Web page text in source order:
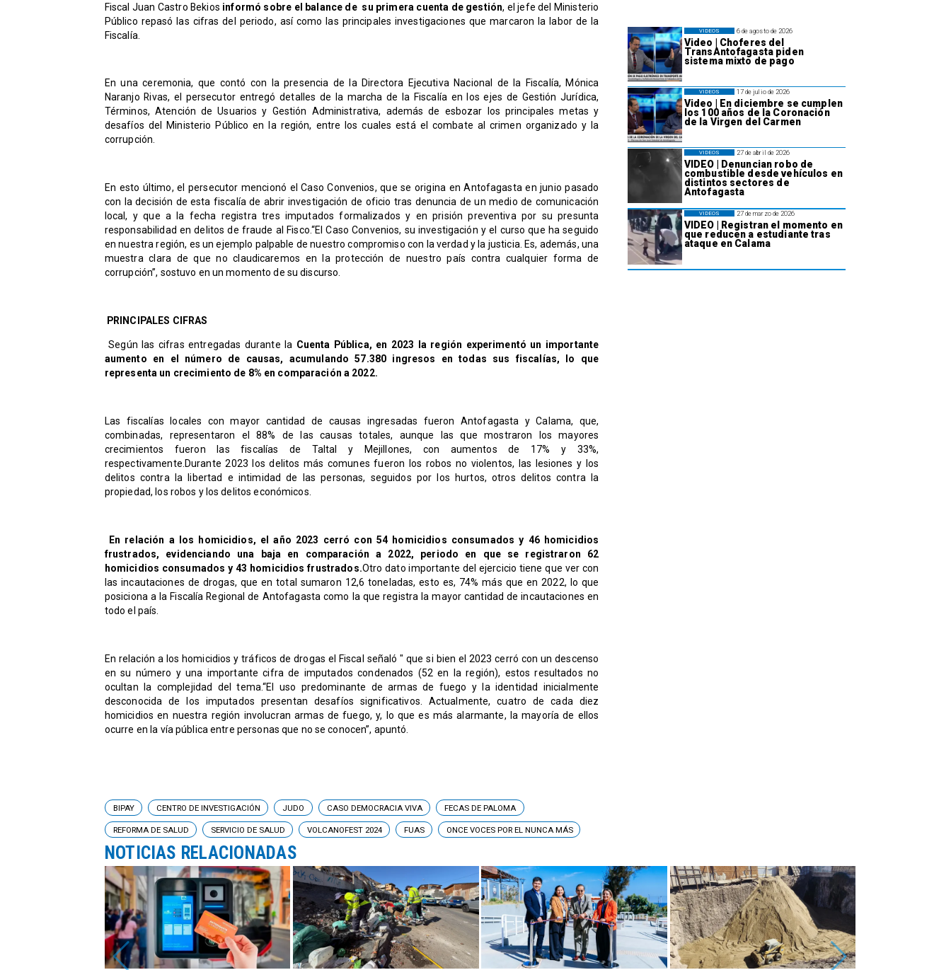
​Fiscal Juan Castro Bekios informó sobre el balance de su primera cuenta de gestión, el jefe del Ministerio
Público repasó las cifras del periodo, así como las principales investigaciones que marcaron la labor de la
Fiscalía.
En una ceremonia, que contó con la presencia de la Directora Ejecutiva Nacional de la Fiscalía, Mónica
Naranjo Rivas, el persecutor entregó detalles de la marcha de la Fiscalía en los ejes de Gestión Jurídica,
Términos, Atención de Usuarios y Gestión Administrativa, además de esbozar los principales metas y
desafíos del Ministerio Público en la región, entre los cuales está el combate al crimen organizado y la
corrupción.
​En esto último, el persecutor mencionó el Caso Convenios, que se origina en Antofagasta en junio pasado
con la decisión de esta fiscalía de abrir investigación de oficio tras denuncia de un medio de comunicación
local, y que a la fecha registra tres imputados formalizados y en prisión preventiva por su presunta
responsabilidad en delitos de fraude al Fisco.“El Caso Convenios, su investigación y el curso que ha seguido
en nuestra región, es un ejemplo palpable de nuestro compromiso con la verdad y la justicia. Es, además, una
muestra clara de que no claudicaremos en la protección de nuestro país contra cualquier forma de
corrupción”, sostuvo en un momento de su discurso.
PRINCIPALES CIFRAS
Según las cifras entregadas durante la Cuenta Pública, en 2023 la región experimentó un importante
aumento en el número de causas, acumulando 57.380 ingresos en todas sus fiscalías, lo que
representa un crecimiento de 8% en comparación a 2022.
Las fiscalías locales con mayor cantidad de causas ingresadas fueron Antofagasta y Calama, que,
combinadas, representaron el 88% de las causas totales, aunque las que mostraron los mayores
crecimientos fueron las fiscalías de Taltal y Mejillones, con aumentos de 17% y 33%,
respectivamente.Durante 2023 los delitos más comunes fueron los robos no violentos, las lesiones y los
delitos contra la libertad e intimidad de las personas, seguidos por los hurtos, otros delitos contra la
propiedad, los robos y los delitos económicos.
En relación a los homicidios, el año 2023 cerró con 54 homicidios consumados y 46 homicidios
frustrados, evidenciando una baja en comparación a 2022, periodo en que se registraron 62
homicidios consumados y 43 homicidios frustrados.Otro dato importante del ejercicio tiene que ver con
las incautaciones de drogas, que en total sumaron 12,6 toneladas, esto es, 74% más que en 2022, lo que
posiciona a la Fiscalía Regional de Antofagasta como la que registra la mayor cantidad de incautaciones en
todo el país.
En relación a los homicidios y tráficos de drogas el Fiscal señaló " que si bien el 2023 cerró con un descenso
en su número y una importante cifra de imputados condenados (52 en la región), estos resultados no
ocultan la complejidad del tema.“El uso predominante de armas de fuego y la identidad inicialmente
desconocida de los imputados presentan desafíos significativos. Actualmente, cuatro de cada diez
homicidios en nuestra región involucran armas de fuego, y, lo que es más alarmante, la mayoría de ellos
ocurre en la vía pública entre personas que no se conocen”, apuntó.
6 de agosto de 2026
Video | Choferes del
TransAntofagasta piden
sistema mixto de pago
VIDEOS
17 de julio de 2026
Video | En diciembre se cumplen
los 100 años de la Coronación
de la Virgen del Carmen
VIDEOS
27 de abril de 2026
VIDEO | Denuncian robo de
combustible desde vehículos en
distintos sectores de
Antofagasta
VIDEOS
27 de marzo de 2026
VIDEO | Registran el momento en
que reducen a estudiante tras
ataque en Calama
VIDEOS
BIPAY CENTRO DE INVESTIGACIÓN JUDO CASO DEMOCRACIA VIVA FECAS DE PALOMA
REFORMA DE SALUD SERVICIO DE SALUD VOLCANOFEST 2024 FUAS ONCE VOCES POR EL NUNCA MÁS
NOTICIAS RELACIONADAS